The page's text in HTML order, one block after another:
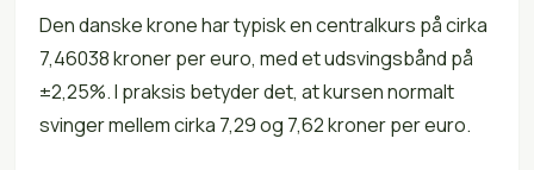
Den danske krone har typisk en centralkurs på cirka
7,46038 kroner per euro, med et udsvingsbånd på
±2,25%. I praksis betyder det, at kursen normalt
svinger mellem cirka 7,29 og 7,62 kroner per euro.